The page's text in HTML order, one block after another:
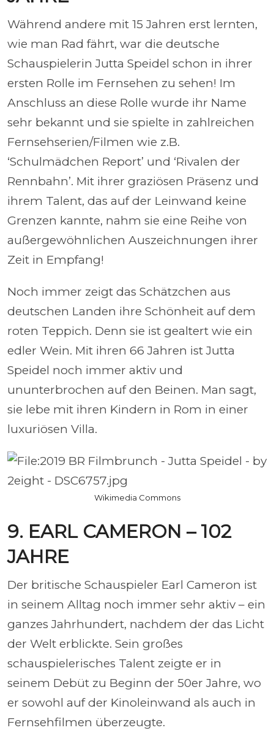
Während andere mit 15 Jahren erst lernten,
wie man Rad fährt, war die deutsche
Schauspielerin Jutta Speidel schon in ihrer
ersten Rolle im Fernsehen zu sehen! Im
Anschluss an diese Rolle wurde ihr Name
sehr bekannt und sie spielte in zahlreichen
Fernsehserien/Filmen wie z.B.
‘Schulmädchen Report’ und ‘Rivalen der
Rennbahn’. Mit ihrer graziösen Präsenz und
ihrem Talent, das auf der Leinwand keine
Grenzen kannte, nahm sie eine Reihe von
außergewöhnlichen Auszeichnungen ihrer
Zeit in Empfang!
Noch immer zeigt das Schätzchen aus
deutschen Landen ihre Schönheit auf dem
roten Teppich. Denn sie ist gealtert wie ein
edler Wein. Mit ihren 66 Jahren ist Jutta
Speidel noch immer aktiv und
ununterbrochen auf den Beinen. Man sagt,
sie lebe mit ihren Kindern in Rom in einer
luxuriösen Villa.
Wikimedia Commons
9. EARL CAMERON – 102
JAHRE
Der britische Schauspieler Earl Cameron ist
in seinem Alltag noch immer sehr aktiv – ein
ganzes Jahrhundert, nachdem der das Licht
der Welt erblickte. Sein großes
schauspielerisches Talent zeigte er in
seinem Debüt zu Beginn der 50er Jahre, wo
er sowohl auf der Kinoleinwand als auch in
Fernsehfilmen überzeugte.